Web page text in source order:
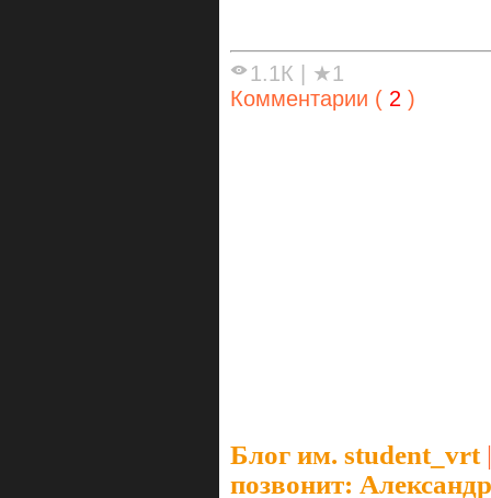
1.1К
★1
Комментарии ( 2 )
Блог им. student_vrt|
позвонит: